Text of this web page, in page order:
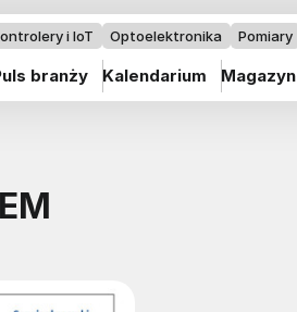
i IoT Optoelektronika Pomiary
branży Kalendarium Magazyn